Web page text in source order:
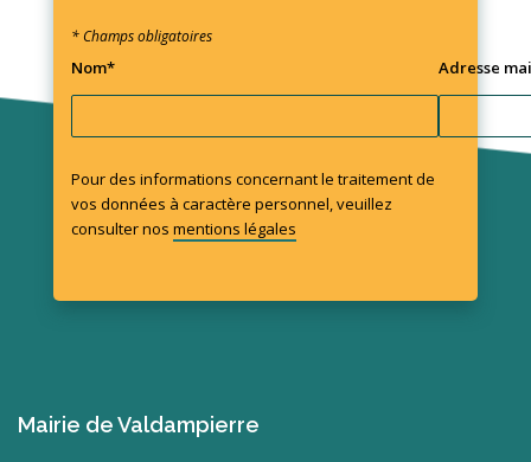
* Champs obligatoires
Nom* Adresse
Pour des informations concernant le traitement de
vos données à caractère personnel, veuillez
consulter nos mentions légales
Mairie de Valdampierre